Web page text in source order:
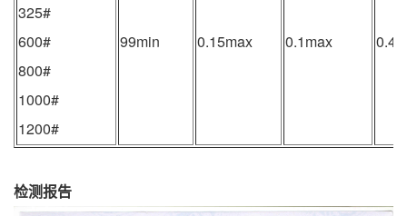
325#
600#
800#
1000#
1200#
99min 0.15max 0.1max
检测报告